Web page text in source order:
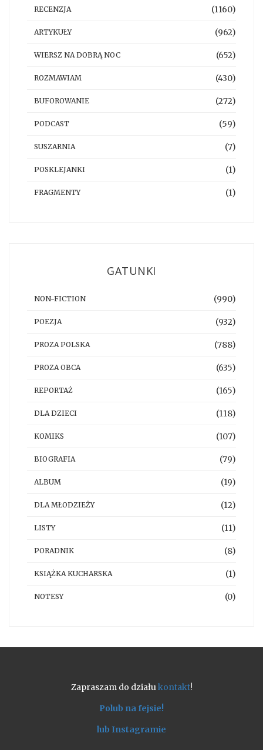
RECENZJA (1160)
ARTYKUŁY (962)
WIERSZ NA DOBRĄ NOC (652)
ROZMAWIAM (430)
BUFOROWANIE (272)
PODCAST (59)
SUSZARNIA (7)
POSKLEJANKI (1)
FRAGMENTY (1)
GATUNKI
NON-FICTION (990)
POEZJA (932)
PROZA POLSKA (788)
PROZA OBCA (635)
REPORTAŻ (165)
DLA DZIECI (118)
KOMIKS (107)
BIOGRAFIA (79)
ALBUM (19)
DLA MŁODZIEŻY (12)
LISTY (11)
PORADNIK (8)
KSIĄŻKA KUCHARSKA (1)
NOTESY (0)
Zapraszam do działu kontakt!
Polub na fejsie!
lub Instagramie